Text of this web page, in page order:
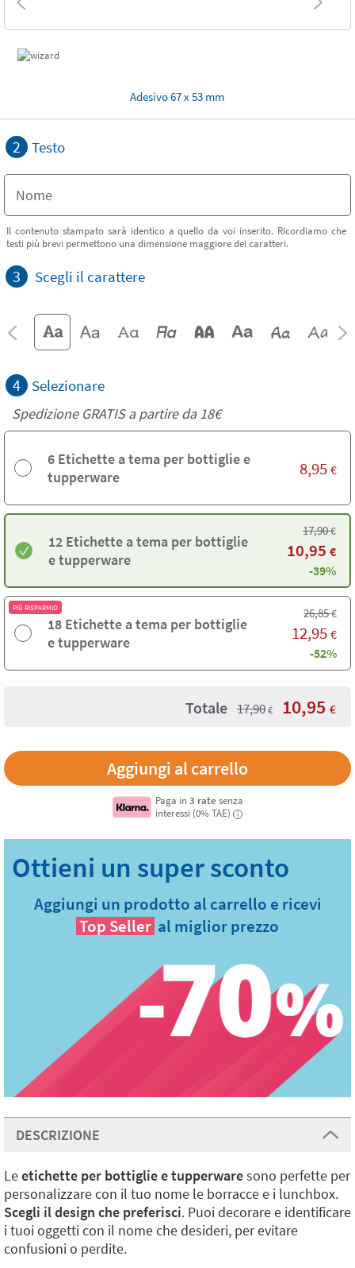
Adesivo 67 x 53 mm
2 Testo
Il contenuto stampato sarà identico a quello da voi inserito. Ricordiamo che
testi più brevi permettono una dimensione maggiore dei caratteri.
3 Scegli il carattere
4 Selezionare
Spedizione GRATIS a partire da18€
6 Etichette a tema per bottiglie e
tupperware
8,95 €
12 Etichette a tema per bottiglie
e tupperware
17,90€
10,95 €
-39%
PIÙ RISPARMIO
18 Etichette a tema per bottiglie
e tupperware
26,85€
12,95 €
-52%
Totale 17,90 € 10,95 €
Paga in 3 rate senza
interessi (0% TAE)
i
Aggiungi un prodotto al carrello e ricevi
Top Seller al miglior prezzo
DESCRIZIONE
Leetichette per bottiglie e tupperwaresono perfette per
personalizzare con il tuo nome le borracce e i lunchbox.
Scegli il design che preferisci. Puoi decorare e identificare
i tuoi oggetti con il nome che desideri, per evitare
confusioni o perdite.